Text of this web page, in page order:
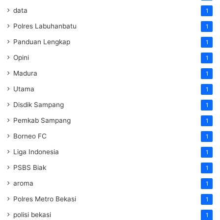
data 1
Polres Labuhanbatu 1
Panduan Lengkap 1
Opini 1
Madura 1
Utama 1
Disdik Sampang 1
Pemkab Sampang 1
Borneo FC 1
Liga Indonesia 1
PSBS Biak 1
aroma 1
Polres Metro Bekasi 1
polisi bekasi 1